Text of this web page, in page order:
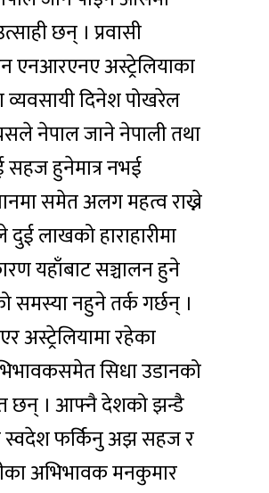
छन् । प्रवासी
एनआरएनए अस्ट्रेलियाका
व्यवसायी दिनेश पोखरेल
नेपाल जाने नेपाली तथा
सहज हुनेमात्र नभई
समेत अलग महत्व राख्ने
लाखको हाराहारीमा
यहाँबाट सञ्चालन हुने
समस्या नहुने तर्क गर्छन् ।
अस्ट्रेलियामा रहेका
सिधा उडानको
छन् । आफ्नै देशको झन्डै
स्वदेश फर्किनु अझ सहज र
अभिभावक मनकुमार